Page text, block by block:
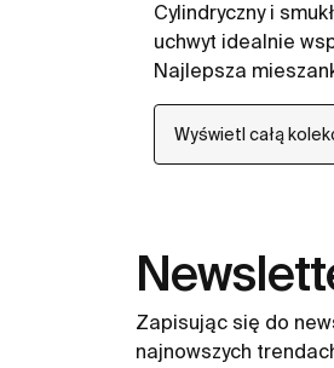
Cylindryczny i
uchwyt idealnie
Najlepsza
Wyświetl całą
Zapisując się do
najnowszych